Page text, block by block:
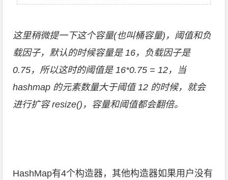
这里稍微提一下这个容量(也叫桶容量)，阈值和负
载因子，默认的时候容量是 16，负载因子是
0.75，所以这时的阈值是 16*0.75 = 12，当
hashmap 的元素数量大于阈值 12 的时候，就会
进行扩容 resize()，容量和阈值都会翻倍。
HashMap有4个构造器，其他构造器如果用户没有